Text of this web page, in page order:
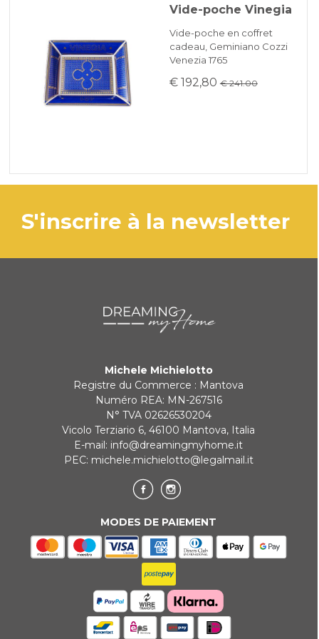
Vide-poche Vinegia
Vide-poche en coffret
cadeau, Geminiano Cozzi
Venezia 1765
€ 192,80 € 241.00
s'inscrire à la newsletter
Michele Michielotto
Registre du Commerce : Mantova
Numéro REA: MN-267516
N° TVA 02626530204
Vicolo Terziario 6, 46100 Mantova, Italia
E-mail: info@dreamingmyhome.it
PEC: michele.michielotto@legalmail.it
MODES DE PAIEMENT